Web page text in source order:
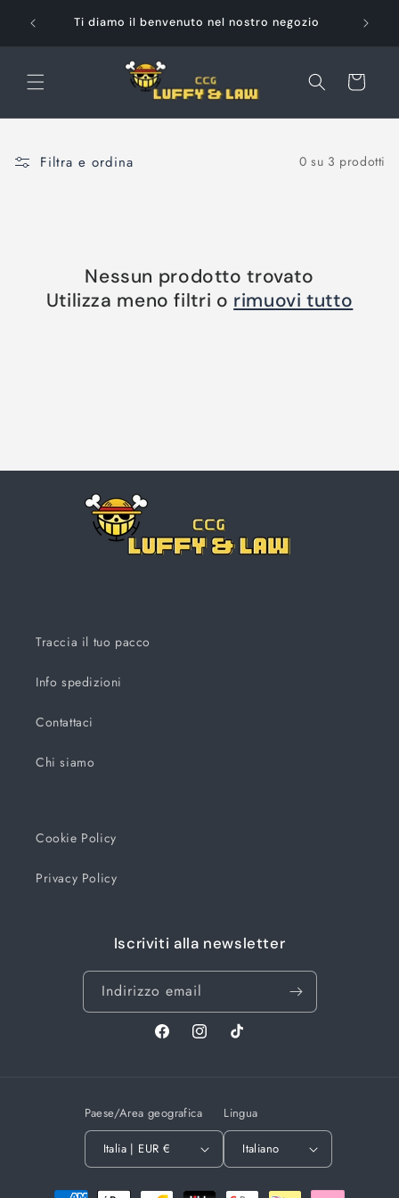
direttamenteTi diamo il benvenuto nel nostro negozio
Carrello
Filtra e ordina 0 su 3 prodotti
Nessun prodotto trovato
Utilizza meno filtri o rimuovi tutto
Traccia il tuo pacco
Info spedizioni
Contattaci
Chi siamo
Cookie Policy
Privacy Policy
Iscriviti alla newsletter
Indirizzo email
FacebookInstagramTikTok
Paese/Area geografica
Italia | EUR €
Lingua
Italiano
Metodi